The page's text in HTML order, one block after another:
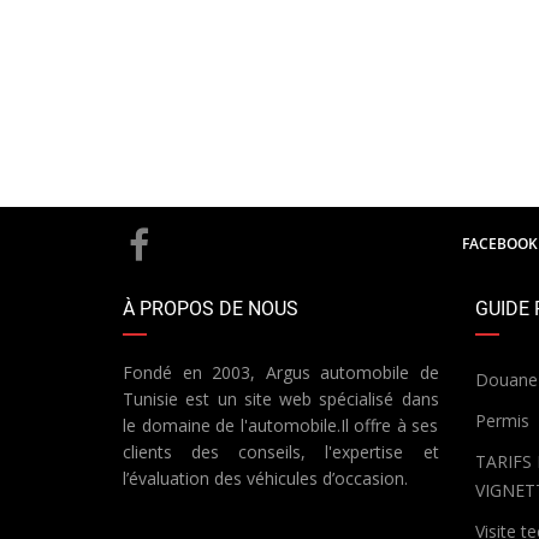
FACEBOOK
À PROPOS DE NOUS
Fondé en 2003, Argus automobile de
Tunisie est un site web spécialisé dans
le domaine de l'automobile.Il offre à ses
clients des conseils, l'expertise et
l’évaluation des véhicules d’occasion.
GUIDE
Douane
Permis
Visite